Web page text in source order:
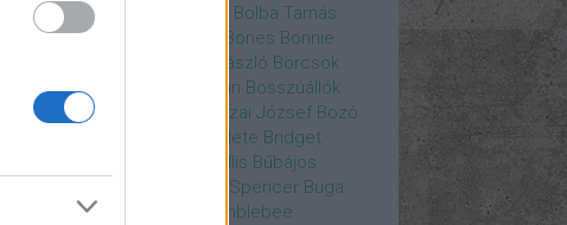
Bognár Tamás
Bolba Tamás
Boldog Gábor
Bones Bonnie
Borbély László Börcsök
Enikő Boros Zoltán Bor Zoltán Bosszúállók
Botár Endre
Bozai József Bozó
Brian élete Bridget
Bruce Willis Bűbájos
Bud Spencer Buga
bukott birodalom
Bumblebee